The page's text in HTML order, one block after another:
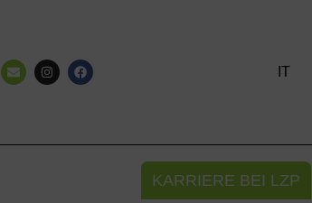
IT
KARRIERE BEI LZP